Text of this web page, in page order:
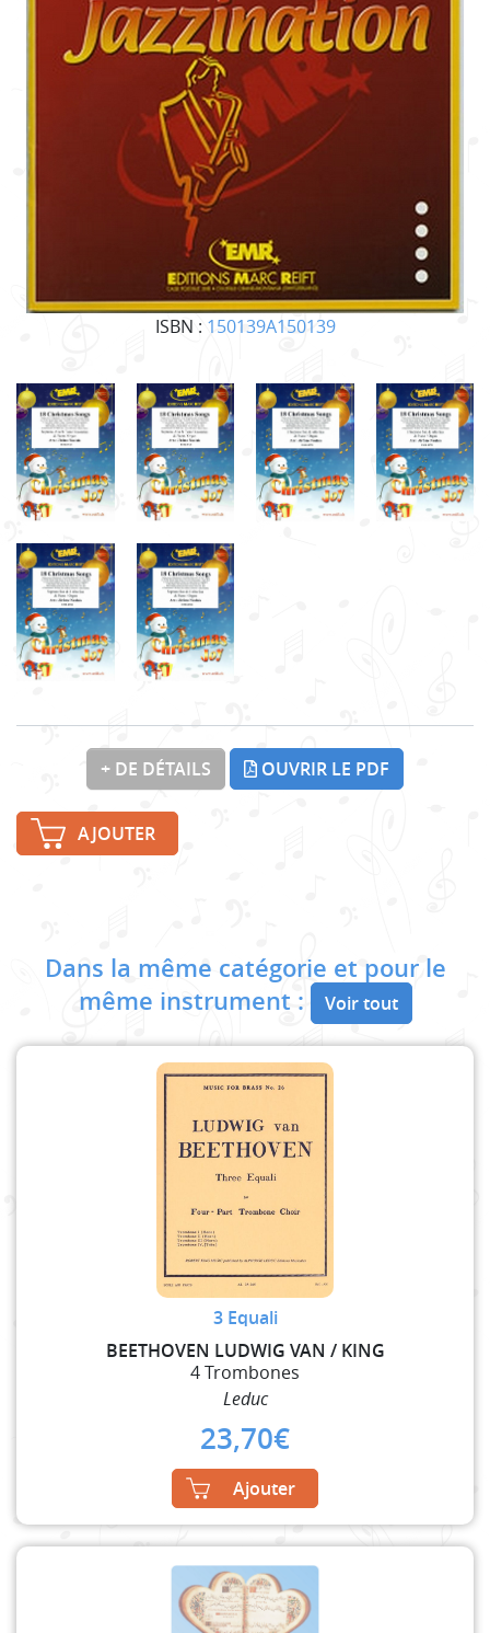
ISBN : 150139A150139
+ DE DÉTAILS OUVRIR LE PDF
AJOUTER
Dans la même catégorie et pour le
même instrument :
Voir tout
3 Equali
BEETHOVEN LUDWIG VAN / KING
4 Trombones
Leduc
23,70€
Ajouter